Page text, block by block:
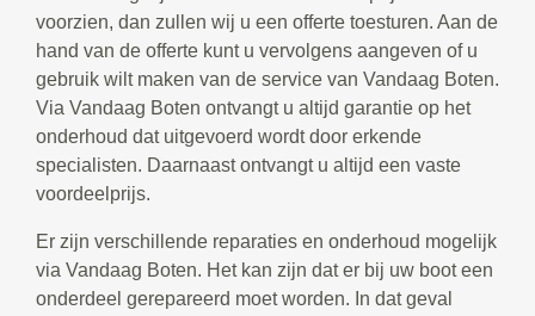
voorzien, dan zullen wij u een offerte toesturen. Aan de
hand van de offerte kunt u vervolgens aangeven of u
gebruik wilt maken van de service van Vandaag Boten.
Via Vandaag Boten ontvangt u altijd garantie op het
onderhoud dat uitgevoerd wordt door erkende
specialisten. Daarnaast ontvangt u altijd een vaste
voordeelprijs.
Er zijn verschillende reparaties en onderhoud mogelijk
via Vandaag Boten. Het kan zijn dat er bij uw boot een
onderdeel gerepareerd moet worden. In dat geval